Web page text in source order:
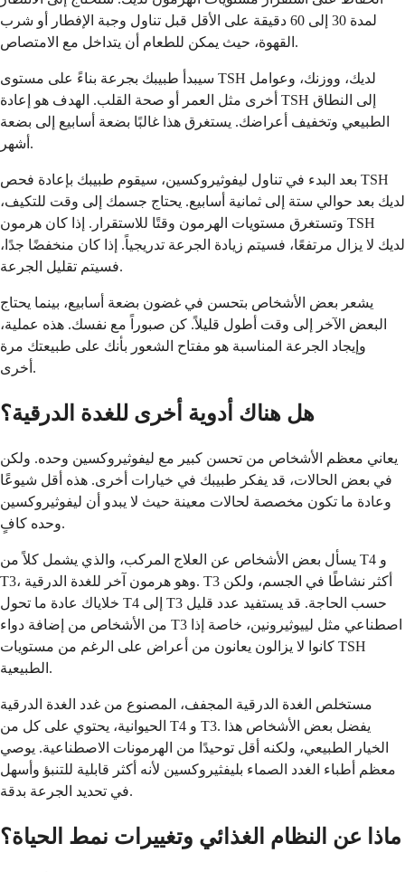
لمدة 30 إلى 60 دقيقة على الأقل قبل تناول وجبة الإفطار أو شرب
القهوة، حيث يمكن للطعام أن يتداخل مع الامتصاص.
سيبدأ طبيبك بجرعة بناءً على مستوى TSH لديك، ووزنك، وعوامل
أخرى مثل العمر أو صحة القلب. الهدف هو إعادة TSH إلى النطاق
الطبيعي وتخفيف أعراضك. يستغرق هذا غالبًا بضعة أسابيع إلى بضعة
أشهر.
بعد البدء في تناول ليفوثيروكسين، سيقوم طبيبك بإعادة فحص TSH
لديك بعد حوالي ستة إلى ثمانية أسابيع. يحتاج جسمك إلى وقت للتكيف،
وتستغرق مستويات الهرمون وقتًا للاستقرار. إذا كان هرمون TSH
لديك لا يزال مرتفعًا، فسيتم زيادة الجرعة تدريجياً. إذا كان منخفضًا جدًا،
فسيتم تقليل الجرعة.
يشعر بعض الأشخاص بتحسن في غضون بضعة أسابيع، بينما يحتاج
البعض الآخر إلى وقت أطول قليلاً. كن صبوراً مع نفسك. هذه عملية،
وإيجاد الجرعة المناسبة هو مفتاح الشعور بأنك على طبيعتك مرة
أخرى.
هل هناك أدوية أخرى للغدة الدرقية؟
يعاني معظم الأشخاص من تحسن كبير مع ليفوثيروكسين وحده. ولكن
في بعض الحالات، قد يفكر طبيبك في خيارات أخرى. هذه أقل شيوعًا
وعادة ما تكون مخصصة لحالات معينة حيث لا يبدو أن ليفوثيروكسين
وحده كافٍ.
يسأل بعض الأشخاص عن العلاج المركب، والذي يشمل كلاً من T4 و
T3، وهو هرمون آخر للغدة الدرقية. T3 أكثر نشاطًا في الجسم، ولكن
خلاياك عادة ما تحول T4 إلى T3 حسب الحاجة. قد يستفيد عدد قليل
من الأشخاص من إضافة دواء T3 اصطناعي مثل لييوثيرونين، خاصة إذا
كانوا لا يزالون يعانون من أعراض على الرغم من مستويات TSH
الطبيعية.
مستخلص الغدة الدرقية المجفف، المصنوع من غدد الغدة الدرقية
الحيوانية، يحتوي على كل من T4 و T3. يفضل بعض الأشخاص هذا
الخيار الطبيعي، ولكنه أقل توحيدًا من الهرمونات الاصطناعية. يوصي
معظم أطباء الغدد الصماء بليفثيروكسين لأنه أكثر قابلية للتنبؤ وأسهل
في تحديد الجرعة بدقة.
ماذا عن النظام الغذائي وتغييرات نمط الحياة؟